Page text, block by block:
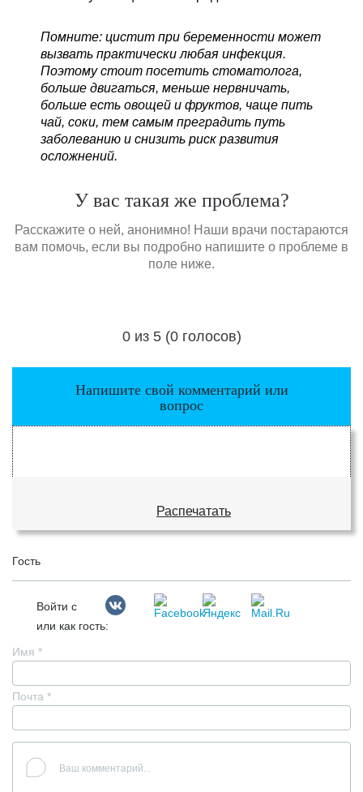
Помните: цистит при беременности может
вызвать практически любая инфекция.
Поэтому стоит посетить стоматолога,
больше двигаться, меньше нервничать,
больше есть овощей и фруктов, чаще пить
чай, соки, тем самым преградить путь
заболеванию и снизить риск развития
осложнений.
У вас такая же проблема?
Расскажите о ней, анонимно! Наши врачи постараются
вам помочь, если вы подробно напишите о проблеме в
поле ниже.
Загрузка...
0 из 5 (0 голосов)
Напишите свой комментарий или
вопрос
Распечатать
Гость
Войти с
или как гость:
Имя *
Почта *